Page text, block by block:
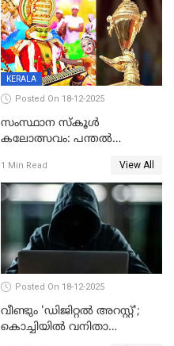
KERALA
Posted On 18-12-2025
സംസ്ഥാന സ്കൂൾ
കലോത്സവം: പന്തൽ
1 Min Read View All
Posted On 18-12-2025
വീണ്ടും 'ഡിജിറ്റല്‍ അറസ്റ്റ്';
കൊച്ചിയില്‍ വനിതാ